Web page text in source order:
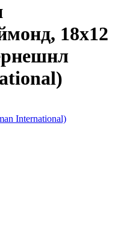
18х12
International)